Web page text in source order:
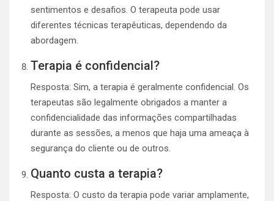
sentimentos e desafios. O terapeuta pode usar
diferentes técnicas terapêuticas, dependendo da
abordagem.
Terapia é confidencial?
Resposta: Sim, a terapia é geralmente confidencial. Os
terapeutas são legalmente obrigados a manter a
confidencialidade das informações compartilhadas
durante as sessões, a menos que haja uma ameaça à
segurança do cliente ou de outros.
Quanto custa a terapia?
Resposta: O custo da terapia pode variar amplamente,